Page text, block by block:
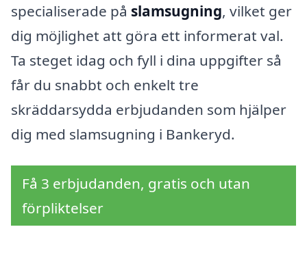
specialiserade på slamsugning, vilket ger
dig möjlighet att göra ett informerat val.
Ta steget idag och fyll i dina uppgifter så
får du snabbt och enkelt tre
skräddarsydda erbjudanden som hjälper
dig med slamsugning i Bankeryd.
Få 3 erbjudanden, gratis och utan
förpliktelser